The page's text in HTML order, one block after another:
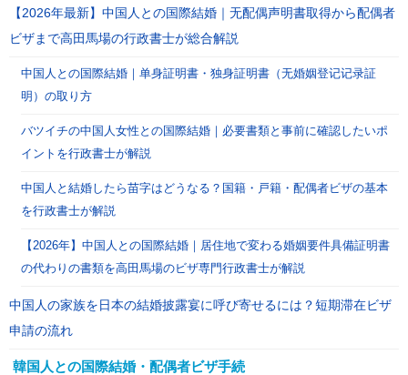
【2026年最新】中国人との国際結婚｜无配偶声明書取得から配偶者
ビザまで高田馬場の行政書士が総合解説
中国人との国際結婚｜单身証明書・独身証明書（无婚姻登记记录証
明）の取り方
バツイチの中国人女性との国際結婚｜必要書類と事前に確認したいポ
イントを行政書士が解説
中国人と結婚したら苗字はどうなる？国籍・戸籍・配偶者ビザの基本
を行政書士が解説
【2026年】中国人との国際結婚｜居住地で変わる婚姻要件具備証明書
の代わりの書類を高田馬場のビザ専門行政書士が解説
中国人の家族を日本の結婚披露宴に呼び寄せるには？短期滞在ビザ
申請の流れ
韓国人との国際結婚・配偶者ビザ手続